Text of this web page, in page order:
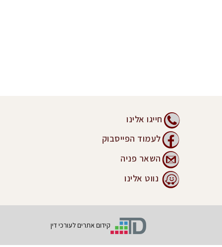
חייגו אלינו
לעמוד הפייסבוק
השאר פניה
נווט אלינו
קידום אתרים לעורכי דין